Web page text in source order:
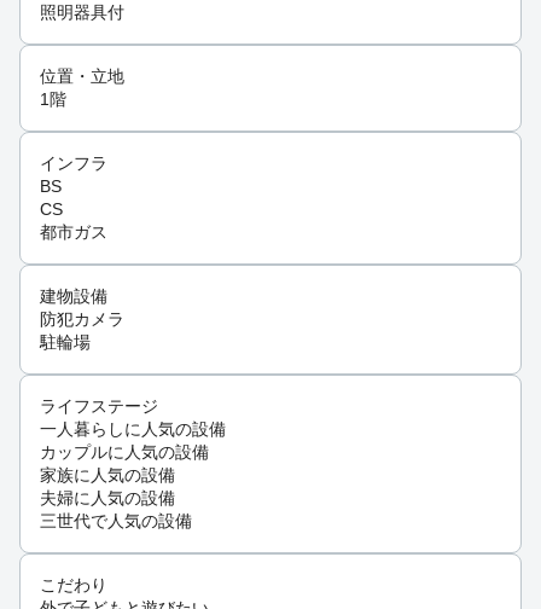
照明器具付
位置・立地
1階
インフラ
BS
CS
都市ガス
建物設備
防犯カメラ
駐輪場
ライフステージ
一人暮らしに人気の設備
カップルに人気の設備
家族に人気の設備
夫婦に人気の設備
三世代で人気の設備
こだわり